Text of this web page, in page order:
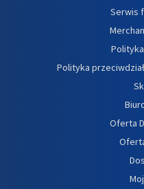
Serwis
Polityka
Oferta